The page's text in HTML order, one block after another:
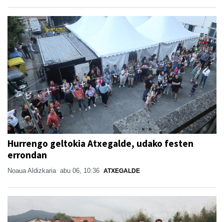
Hurrengo geltokia Atxegalde, udako festen
errondan
Noaua Aldizkaria abu 06, 10:36 ATXEGALDE